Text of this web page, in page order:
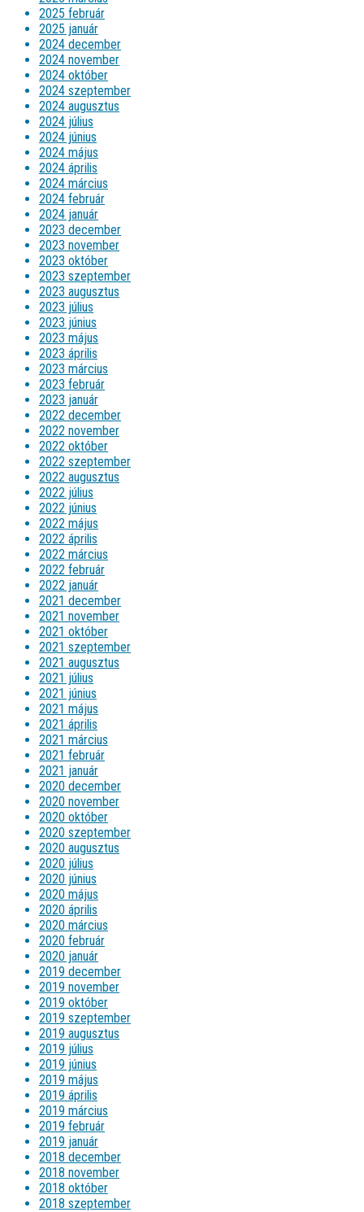
2025 február
2025 január
2024 december
2024 november
2024 október
2024 szeptember
2024 augusztus
2024 július
2024 június
2024 május
2024 április
2024 március
2024 február
2024 január
2023 december
2023 november
2023 október
2023 szeptember
2023 augusztus
2023 július
2023 június
2023 május
2023 április
2023 március
2023 február
2023 január
2022 december
2022 november
2022 október
2022 szeptember
2022 augusztus
2022 július
2022 június
2022 május
2022 április
2022 március
2022 február
2022 január
2021 december
2021 november
2021 október
2021 szeptember
2021 augusztus
2021 július
2021 június
2021 május
2021 április
2021 március
2021 február
2021 január
2020 december
2020 november
2020 október
2020 szeptember
2020 augusztus
2020 július
2020 június
2020 május
2020 április
2020 március
2020 február
2020 január
2019 december
2019 november
2019 október
2019 szeptember
2019 augusztus
2019 július
2019 június
2019 május
2019 április
2019 március
2019 február
2019 január
2018 december
2018 november
2018 október
2018 szeptember